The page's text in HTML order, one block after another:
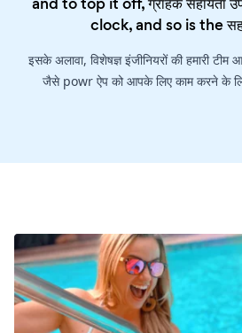
clock, and so is the
इसके अलावा, विशेषज्ञ इंजीनियरों की हमारी
जैसे powr ऐप को आपके लिए काम करने के